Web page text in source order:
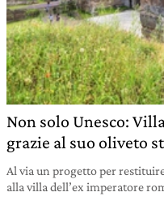
Non solo Unesco:
grazie al suo oliveto
Al via un progetto per
alla villa dell’ex imperatore